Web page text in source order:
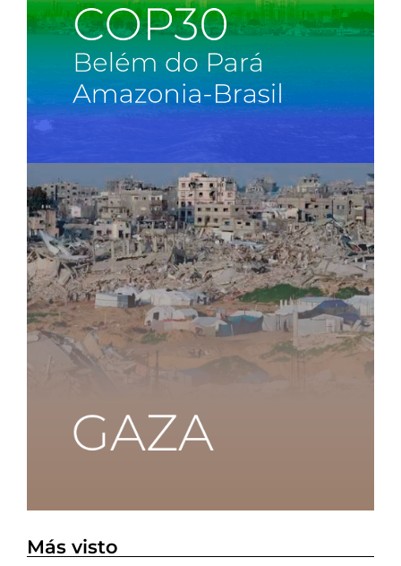
Más visto